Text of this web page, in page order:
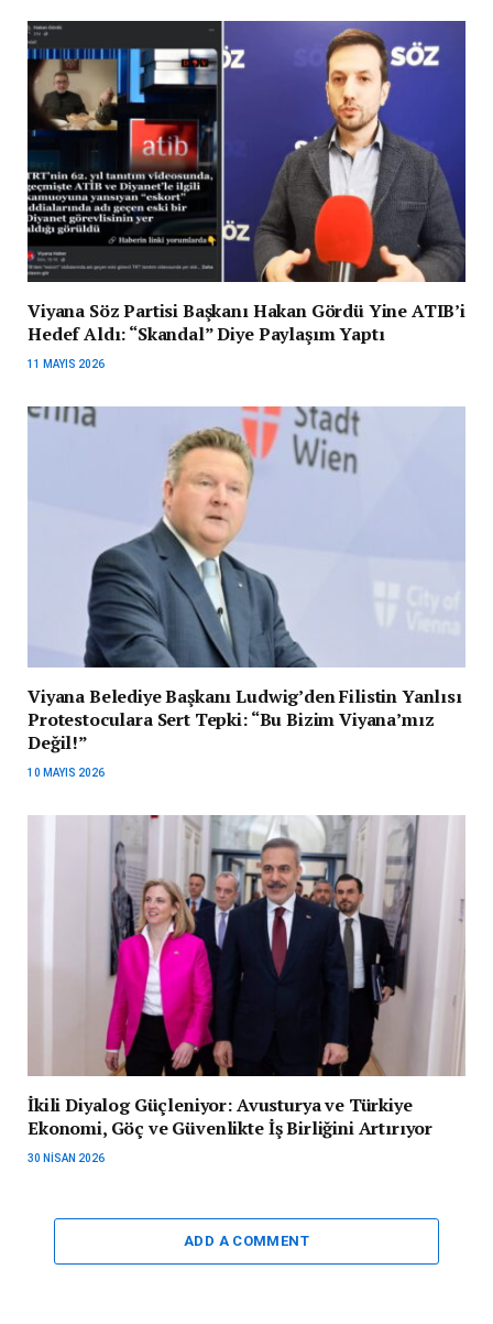
Viyana Söz Partisi Başkanı Hakan Gördü Yine ATIB’i
Hedef Aldı: “Skandal” Diye Paylaşım Yaptı
11 MAYIS 2026
Viyana Belediye Başkanı Ludwig’den Filistin Yanlısı
Protestoculara Sert Tepki: “Bu Bizim Viyana’mız
Değil!”
10 MAYIS 2026
İkili Diyalog Güçleniyor: Avusturya ve Türkiye
Ekonomi, Göç ve Güvenlikte İş Birliğini Artırıyor
30 NISAN 2026
ADD A COMMENT